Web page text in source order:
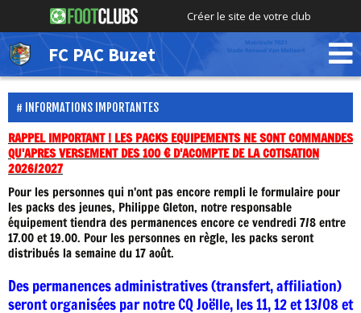
Créer le site de votre club
FC PAC Buzet
INFORMATIONS IMPORTANTES
RAPPEL IMPORTANT ! LES PACKS EQUIPEMENTS NE SONT COMMANDES
QU'APRES VERSEMENT DES 100 € D'ACOMPTE DE LA COTISATION
2026/2027
Pour les personnes qui n'ont pas encore rempli le formulaire pour
les packs des jeunes, Philippe Gleton, notre responsable
équipement tiendra des permanences encore ce vendredi 7/8 entre
17.00 et 19.00. Pour les personnes en règle, les packs seront
distribués la semaine du 17 août.
Des permanences administratives (transfert, affiliation)
seront organisées par notre CQ Joëlle, les 11, 12 et 13/08 et